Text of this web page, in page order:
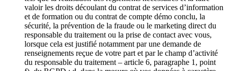
valoir les droits découlant du contrat de services d’information
et de formation ou du contrat de compte démo conclu, la
sécurité, la prévention de la fraude ou le marketing direct du
responsable du traitement ou la prise de contact avec vous,
lorsque cela est justifié notamment par une demande de
renseignements reçue de votre part et par le champ d’activité
du responsable du traitement – article 6, paragraphe 1, point